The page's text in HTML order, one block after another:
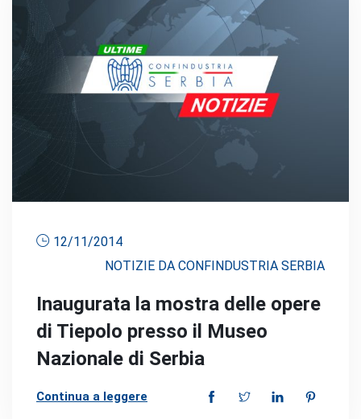
12/11/2014
NOTIZIE DA CONFINDUSTRIA SERBIA
Inaugurata la mostra delle opere
di Tiepolo presso il Museo
Nazionale di Serbia
Continua a leggere